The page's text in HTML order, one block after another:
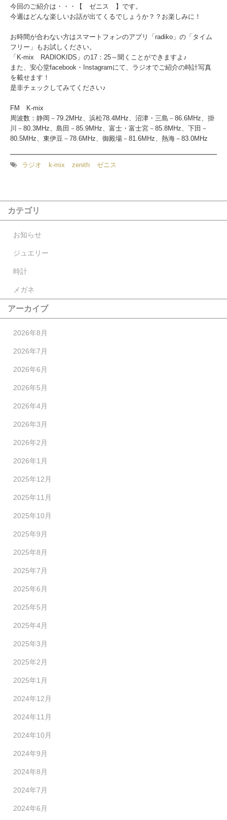
今回のご紹介は・・・【 ゼニス 】です。
今週はどんな楽しいお話が出てくるでしょうか？？お楽しみに！
お時間が合わない方はスマートフォンのアプリ「radiko」の「タイム
フリー」もお試しください。
「K-mix RADIOKIDS」の17：25～聞くことができますよ♪
また、安心堂facebook・Instagramにて、ラジオでご紹介の時計写真
を載せます！
是非チェックしてみてください♪
FM K-mix
周波数：静岡－79.2MHz、浜松78.4MHz、沼津・三島－86.6MHz、掛
川－80.3MHz、島田－85.9MHz、富士・富士宮－85.8MHz、下田－
80.5MHz、東伊豆－78.6MHz、御殿場－81.6MHz、熱海－83.0MHz
ラジオ k-mix zenith ゼニス
カテゴリ
お知らせ
ジュエリー
時計
メガネ
アーカイブ
2026年8月
2026年7月
2026年6月
2026年5月
2026年4月
2026年3月
2026年2月
2026年1月
2025年12月
2025年11月
2025年10月
2025年9月
2025年8月
2025年7月
2025年6月
2025年5月
2025年4月
2025年3月
2025年2月
2025年1月
2024年12月
2024年11月
2024年10月
2024年9月
2024年8月
2024年7月
2024年6月